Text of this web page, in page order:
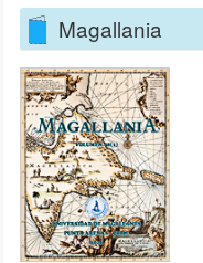
Magallania